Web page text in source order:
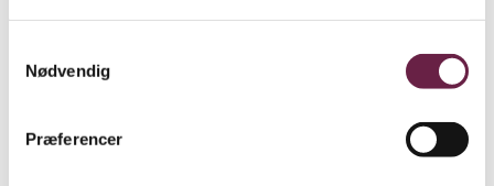
Nødvendig
PræferencerTopfart: 2-4 KM/t afhængigt af gearvalg